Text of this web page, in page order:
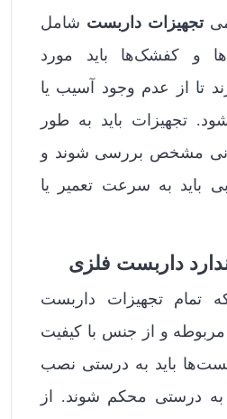
تجهیزات داربست شامل
و کفشک‌ها باید مورد
تا از عدم وجود آسیب یا
تجهیزات باید به طور
مشخص بررسی شوند و
باید به سرعت تعمیر یا
داربست فلزی
تمام تجهیزات داربست
مربوطه و از جنس با کیفیت
باید به درستی نصب
درستی محکم شوند. از